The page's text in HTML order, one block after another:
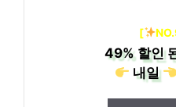
[
49% 할인
내일